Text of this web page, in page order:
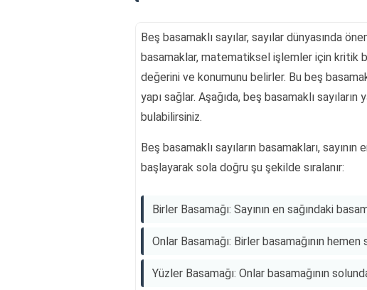
Beş basamaklı sayılar, sayılar dünyasında
basamaklar, matematiksel işlemler için kritik
değerini ve konumunu belirler. Bu beş
yapı sağlar. Aşağıda, beş basamaklı
bulabilirsiniz.
Beş basamaklı sayıların basamakları,
başlayarak sola doğru şu şekilde sıralanır:
Birler Basamağı: Sayının en sağındaki
Onlar Basamağı: Birler basamağının hemen
Yüzler Basamağı: Onlar basamağının